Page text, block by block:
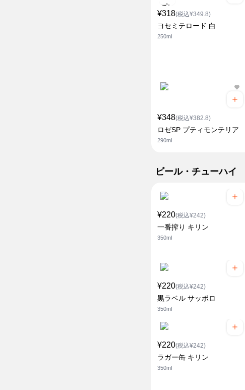
¥318(税込¥349.8)
ヨセミテロード 白
250ml
¥348(税込¥382.8)
ロゼSP プティモンテリア
290ml
ビール・チューハイ
¥220(税込¥242)
一番搾り キリン
350ml
¥220(税込¥242)
黒ラベル サッポロ
350ml
¥220(税込¥242)
ラガー缶 キリン
350ml